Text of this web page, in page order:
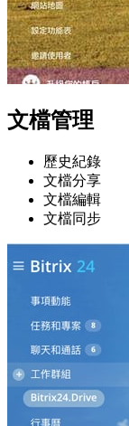
文檔管理
歷史紀錄
文檔分享
文檔編輯
文檔同步